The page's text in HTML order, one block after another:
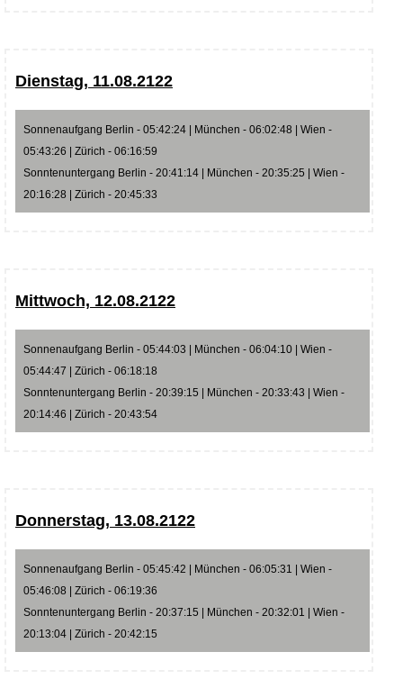
Dienstag, 11.08.2122
Sonnenaufgang Berlin - 05:42:24 | München - 06:02:48 | Wien -
05:43:26 | Zürich - 06:16:59
Sonntenuntergang Berlin - 20:41:14 | München - 20:35:25 | Wien -
20:16:28 | Zürich - 20:45:33
Mittwoch, 12.08.2122
Sonnenaufgang Berlin - 05:44:03 | München - 06:04:10 | Wien -
05:44:47 | Zürich - 06:18:18
Sonntenuntergang Berlin - 20:39:15 | München - 20:33:43 | Wien -
20:14:46 | Zürich - 20:43:54
Donnerstag, 13.08.2122
Sonnenaufgang Berlin - 05:45:42 | München - 06:05:31 | Wien -
05:46:08 | Zürich - 06:19:36
Sonntenuntergang Berlin - 20:37:15 | München - 20:32:01 | Wien -
20:13:04 | Zürich - 20:42:15